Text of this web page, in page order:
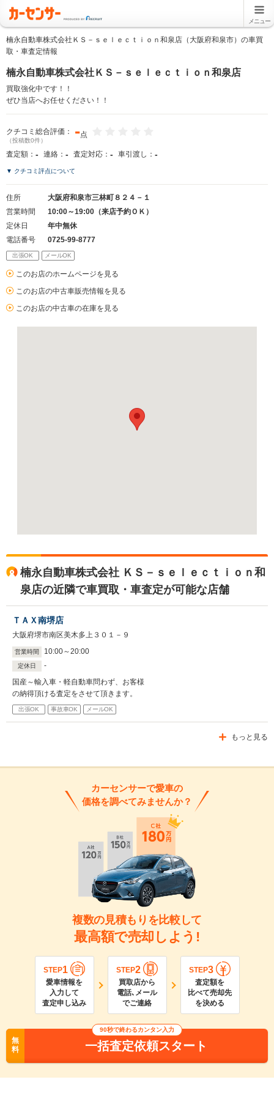
メニュー
楠永自動車株式会社ＫＳ－ｓｅｌｅｃｔｉｏｎ和泉店（大阪府和泉市）の車買
取・車査定情報
楠永自動車株式会社ＫＳ－ｓｅｌｅｃｔｉｏｎ和泉店
買取強化中です！！
ぜひ当店へお任せください！！
クチコミ総合評価： -点
（投稿数0件）
査定額： - 連絡： - 査定対応： - 車引渡し： -
▼ クチコミ評点について
住所
大阪府和泉市三林町８２４－１
営業時間
10:00～19:00（来店予約ＯＫ）
定休日
年中無休
電話番号
0725-99-8777
出張OK メールOK
このお店のホームページを見る
このお店の中古車販売情報を見る
このお店の中古車の在庫を見る
楠永自動車株式会社 ＫＳ－ｓｅｌｅｃｔｉｏｎ和
泉店の近隣で車買取・車査定が可能な店舗
ＴＡＸ南堺店
大阪府堺市南区美木多上３０１－９
営業時間 10:00～20:00
定休日
-
国産～輸入車・軽自動車問わず、お客様
の納得頂ける査定をさせて頂きます。
出張OK 事故車OK メールOK
もっと見る
カーセンサーで愛車の
価格を調べてみませんか？
複数の見積もりを比較して
最高額で売却しよう!
STEP1
愛車情報を
入力して
査定申し込み
STEP2
買取店から
電話､メール
でご連絡
STEP3
査定額を
比べて売却先
を決める
無
料
90秒で終わるカンタン入力
一括査定依頼スタート